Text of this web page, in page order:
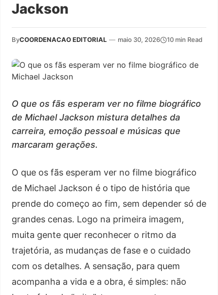
Jackson
ByCOORDENACAO EDITORIAL — maio 30, 2026 10 min Read
O que os fãs esperam ver no filme biográfico
de Michael Jackson mistura detalhes da
carreira, emoção pessoal e músicas que
marcaram gerações.
O que os fãs esperam ver no filme biográfico
de Michael Jackson é o tipo de história que
prende do começo ao fim, sem depender só de
grandes cenas. Logo na primeira imagem,
muita gente quer reconhecer o ritmo da
trajetória, as mudanças de fase e o cuidado
com os detalhes. A sensação, para quem
acompanha a vida e a obra, é simples: não